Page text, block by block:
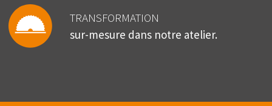
TRANSFORMATION
sur-mesure dans notre atelier.